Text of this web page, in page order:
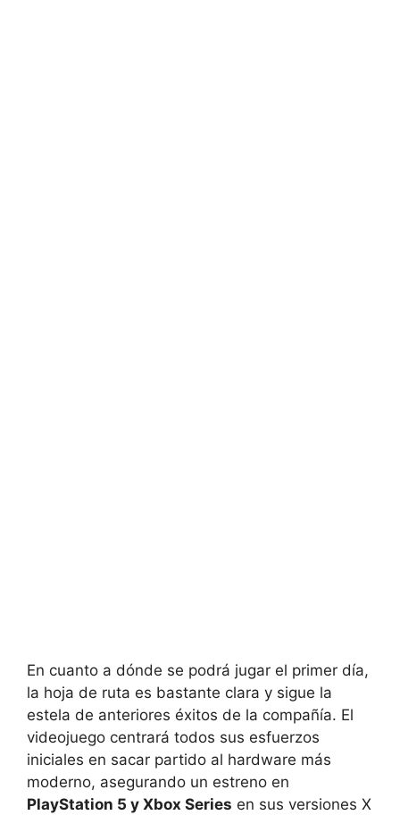
En cuanto a dónde se podrá jugar el primer día,
la hoja de ruta es bastante clara y sigue la
estela de anteriores éxitos de la compañía. El
videojuego centrará todos sus esfuerzos
iniciales en sacar partido al hardware más
moderno, asegurando un estreno en
PlayStation 5 y Xbox Series en sus versiones X